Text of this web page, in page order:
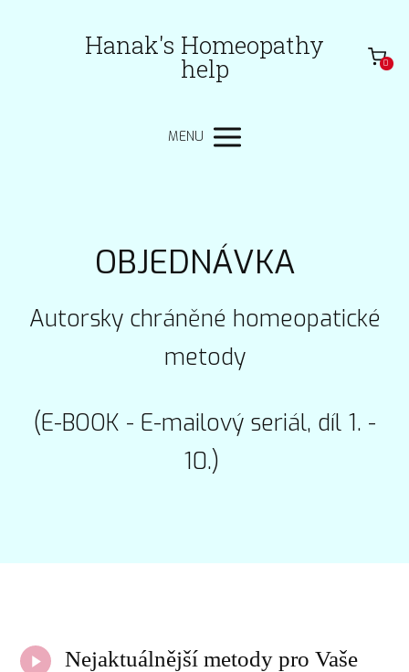
Hanak's Homeopathy
help 0
MENU
OBJEDNÁVKA
Autorsky chráněné homeopatické
metody
(E-BOOK - E-mailový seriál, díl 1. -
10.)
Nejaktuálnější metody pro Vaše